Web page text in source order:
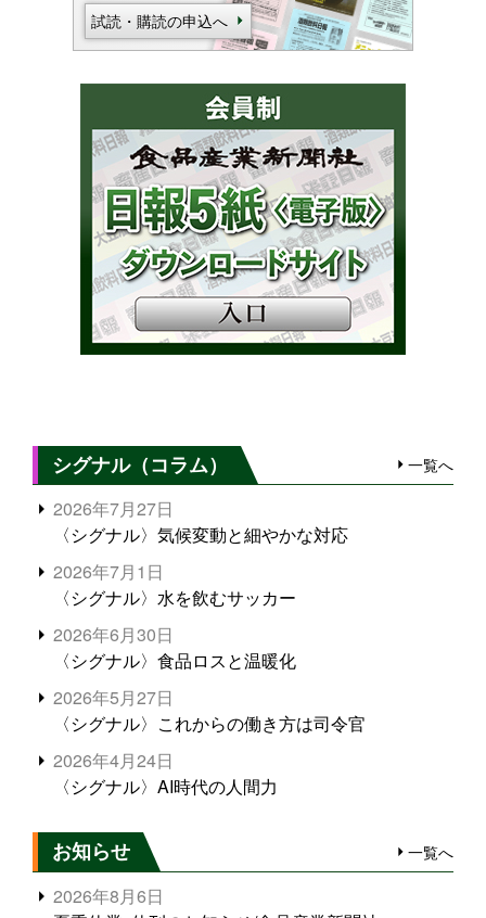
試読・購読の申込へ
シグナル（コラム） 一覧へ
2026年7月27日
〈シグナル〉気候変動と細やかな対応
2026年7月1日
〈シグナル〉水を飲むサッカー
2026年6月30日
〈シグナル〉食品ロスと温暖化
2026年5月27日
〈シグナル〉これからの働き方は司令官
2026年4月24日
〈シグナル〉AI時代の人間力
お知らせ 一覧へ
2026年8月6日